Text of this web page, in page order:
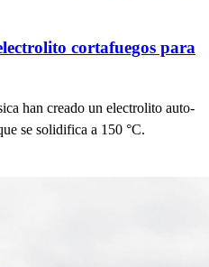
cortafuegos para
han creado un electrolito auto-
se solidifica a 150 °C.